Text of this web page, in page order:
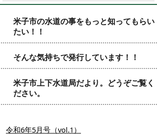
米子市の水道の事をもっと知ってもらい
たい！！
そんな気持ちで発行しています！！
米子市上下水道局だより。どうぞご覧く
ださい。
令和6年5月号（vol.1）